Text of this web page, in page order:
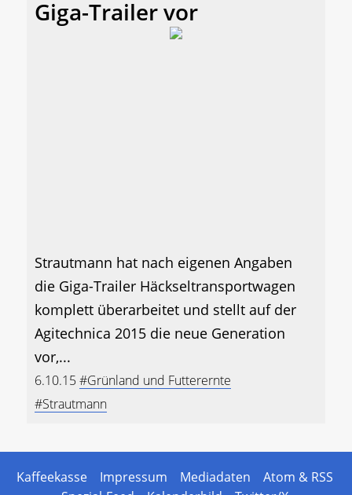
Giga-Trailer vor
Strautmann hat nach eigenen Angaben
die Giga-Trailer Häckseltransportwagen
komplett überarbeitet und stellt auf der
Agitechnica 2015 die neue Generation
vor,...
6.10.15#Grünland und Futterernte
#Strautmann
Kaffeekasse Impressum Mediadaten
Atom & RSS